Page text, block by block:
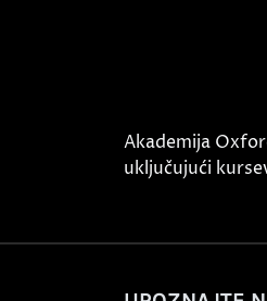
Akademija
uključujući